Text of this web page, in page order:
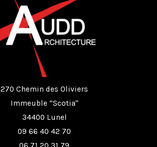
270 Chemin des Oliviers
Immeuble “Scotia"
34400 Lunel
09 66 40 42 70